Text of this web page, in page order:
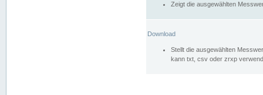
Zeigt die ausgewählten
Download
Stellt die ausgewählten
kann txt, csv oder zrxp